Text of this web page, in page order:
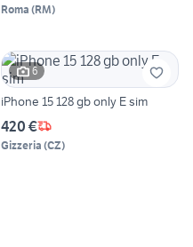
Roma (RM)
6
iPhone 15 128 gb only E sim
420 €
Gizzeria (CZ)